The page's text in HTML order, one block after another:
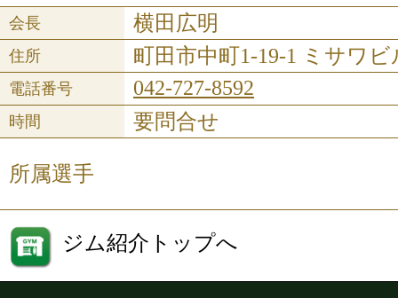
会長 横田広明
住所 町田市中町1-19-1 ミサワビ
電話番号 042-727-8592
時間 要問合せ
所属選手
ジム紹介トップへ